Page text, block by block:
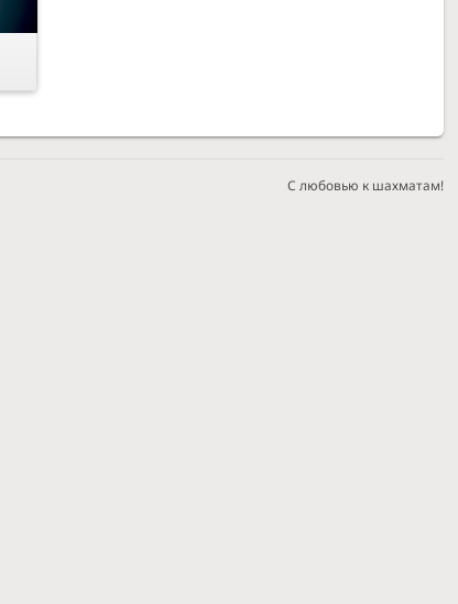
С любовью к шахматам!